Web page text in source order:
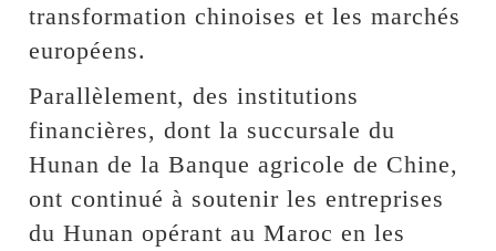
transformation chinoises et les marchés
européens.
Parallèlement, des institutions
financières, dont la succursale du
Hunan de la Banque agricole de Chine,
ont continué à soutenir les entreprises
du Hunan opérant au Maroc en les